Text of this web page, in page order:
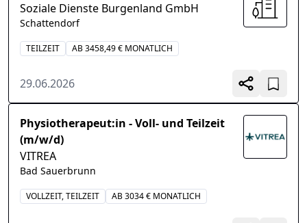
Soziale Dienste Burgenland GmbH
Schattendorf
TEILZEIT AB 3458,49 € MONATLICH
29.06.2026
Physiotherapeut:in - Voll- und Teilzeit
(m/w/d)
VITREA
Bad Sauerbrunn
VOLLZEIT, TEILZEIT AB 3034 € MONATLICH